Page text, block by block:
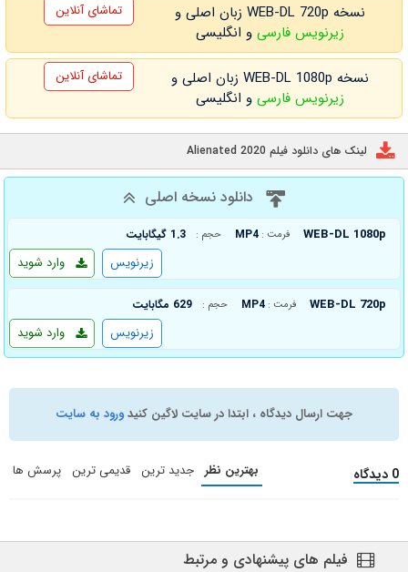
نسخه WEB-DL 720p زبان اصلی و
زیرنویس فارسی و انگلیسی
تماشای آنلاین
نسخه WEB-DL 1080p زبان اصلی و
زیرنویس فارسی و انگلیسی
تماشای آنلاین
لینک های دانلود فیلم Alienated 2020
دانلود نسخه اصلی
WEB-DL 1080p فرمت : MP4 حجم : 1.3 گیگابایت
وارد شوید زیرنویس
WEB-DL 720p فرمت : MP4 حجم : 629 مگابایت
وارد شوید زیرنویس
جهت ارسال دیدگاه ، ابتدا در سایت لاگین کنیدورود به سایت
0 دیدگاه بهترین نظر جدید ترین قدیمی ترین پرسش ها
فیلم های پیشنهادی و مرتبط